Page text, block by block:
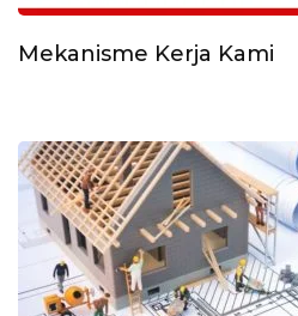
Mekanisme Kerja Kami